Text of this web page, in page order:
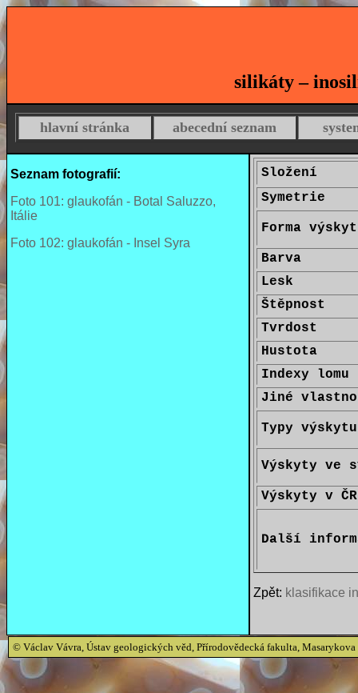
silikáty –
hlavní stránka abecední seznam
Seznam fotografií:
Foto 101: glaukofán - Botal Saluzzo,
Itálie
Foto 102: glaukofán - Insel Syra
Složení
Symetrie
Forma
Barva
Lesk
Štěpnost
Tvrdost
Hustota
Indexy lomu
Jiné
Typy výskytu
Výskyty ve
Výskyty v ČR
Další
Zpět: klasifikace
© Václav Vávra, Ústav geologických věd, Přírodovědecká fakulta,